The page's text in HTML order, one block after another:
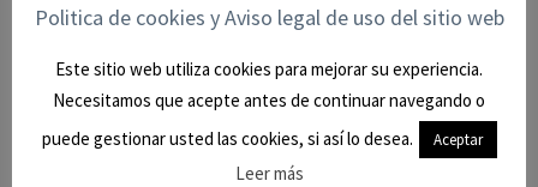
BUSCAR EN EL BLOG
Politica de cookies y Aviso legal de uso del sitio web
Este sitio web utiliza cookies para mejorar su experiencia.
Necesitamos que acepte antes de continuar navegando o
puede gestionar usted las cookies, si así lo desea.
Aceptar
Leer más